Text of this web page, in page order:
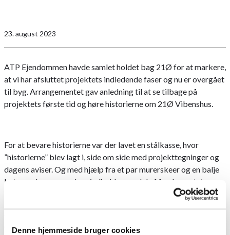
Denne hjemmeside bruger cookies
23. august 2023
ATP Ejendommen havde samlet holdet bag 21Ø for at markere,
at vi har afsluttet projektets indledende faser og nu er overgået
til byg. Arrangementet gav anledning til at se tilbage på
projektets første tid og høre historierne om 21Ø Vibenshus.
For at bevare historierne var der lavet en stålkasse, hvor
”historierne” blev lagt i, side om side med projekttegninger og
dagens aviser. Og med hjælp fra et par murerskeer og en balje
beton er kassen og dens indhold nu en del af fundamentet.
Det 15.000 m² store byggeprojekt består af både boliger og
Østerbro i København. - Læs om vores øvrige projekter